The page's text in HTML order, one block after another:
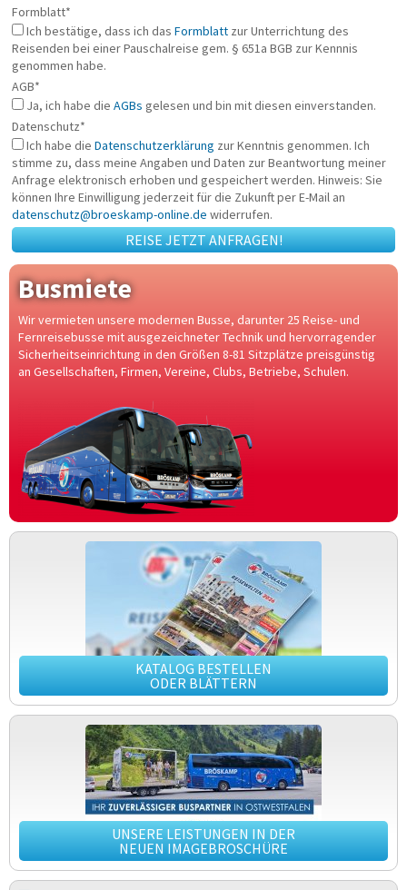
Formblatt*
Ich bestätige, dass ich das Formblatt zur Unterrichtung des
Reisenden bei einer Pauschalreise gem. § 651a BGB zur Kennnis
genommen habe.
AGB*
Ja, ich habe die AGBs gelesen und bin mit diesen einverstanden.
Datenschutz*
Ich habe die Datenschutzerklärung zur Kenntnis genommen. Ich
stimme zu, dass meine Angaben und Daten zur Beantwortung meiner
Anfrage elektronisch erhoben und gespeichert werden. Hinweis: Sie
können Ihre Einwilligung jederzeit für die Zukunft per E-Mail an
datenschutz
broeskamp-online.de widerrufen.
REISE JETZT ANFRAGEN!
Busmiete
Wir vermieten unsere modernen Busse, darunter 25 Reise- und
Fernreisebusse mit ausgezeichneter Technik und hervorragender
Sicherheitseinrichtung in den Größen 8-81 Sitzplätze preisgünstig
an Gesellschaften, Firmen, Vereine, Clubs, Betriebe, Schulen.
KATALOG BESTELLEN
ODER BLÄTTERN
UNSERE LEISTUNGEN IN DER
NEUEN IMAGEBROSCHÜRE